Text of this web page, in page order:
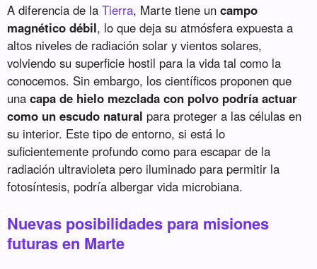
A diferencia de laTierra, Marte tiene uncampo
magnético débil, lo que deja su atmósfera expuesta a
altos niveles de radiación solar y vientos solares,
volviendo su superficie hostil para la vida tal como la
conocemos. Sin embargo, los científicos proponen que
unacapa de hielo mezclada con polvo podría actuar
como un escudo natural para proteger a las células en
su interior. Este tipo de entorno, si está lo
suficientemente profundo como para escapar de la
radiación ultravioleta pero iluminado para permitir la
fotosíntesis, podría albergar vida microbiana.
Nuevas posibilidades para misiones
futuras en Marte